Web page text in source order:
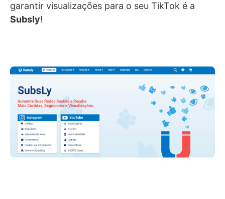
garantir visualizações para o seu TikTok é a
Subsly!